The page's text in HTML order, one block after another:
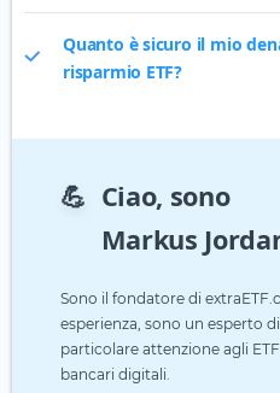
Quanto è sicuro il mio
risparmio ETF?
💪 Ciao, sono
Markus
Sono il fondatore di
esperienza, sono un esperto
particolare attenzione agli
bancari digitali.